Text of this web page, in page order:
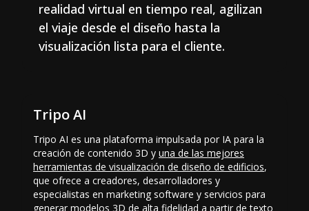
realidad virtual en tiempo real, agilizan
el viaje desde el diseño hasta la
visualización lista para el cliente.
Tripo AI
Tripo AI es una plataforma impulsada por IA para la
creación de contenido 3D y una de las mejores
herramientas de visualización de diseño de edificios,
que ofrece a creadores, desarrolladores y
especialistas en marketing software y servicios para
generar modelos 3D de alta fidelidad a partir de texto